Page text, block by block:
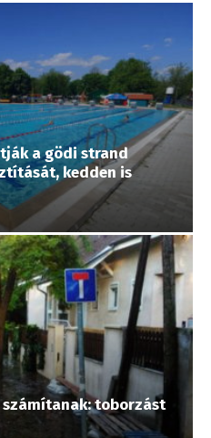
a gödi strand
kedden is
számítanak: toborzást